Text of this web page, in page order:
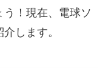
！現在、電球ソ
します。